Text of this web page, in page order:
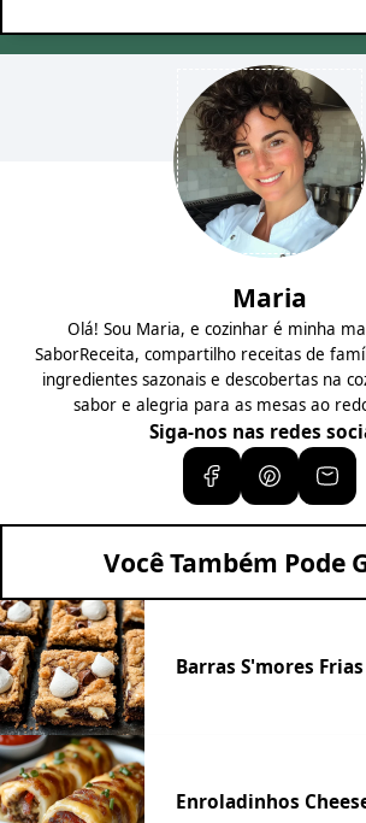
Maria
Olá! Sou Maria, e cozinhar é minha
SaborReceita, compartilho receitas de
ingredientes sazonais e descobertas na
sabor e alegria para as mesas ao
Siga-nos nas redes
Você Também Pode
Barras S'mores Frias
Enroladinhos